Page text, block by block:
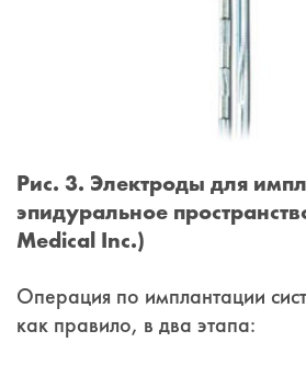
Рис. 3. Электроды для
эпидуральное
Medical Inc.)
Операция по имплантации
как правило, в два этапа: